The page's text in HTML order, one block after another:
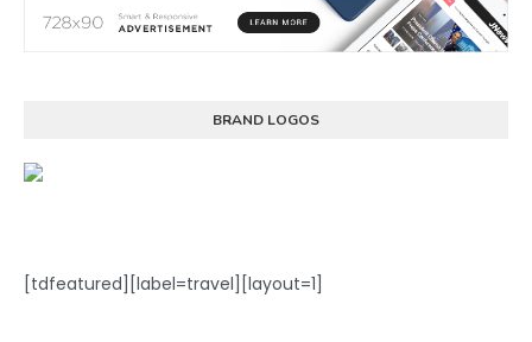
BRAND LOGOS
[tdfeatured][label=travel][layout=1]